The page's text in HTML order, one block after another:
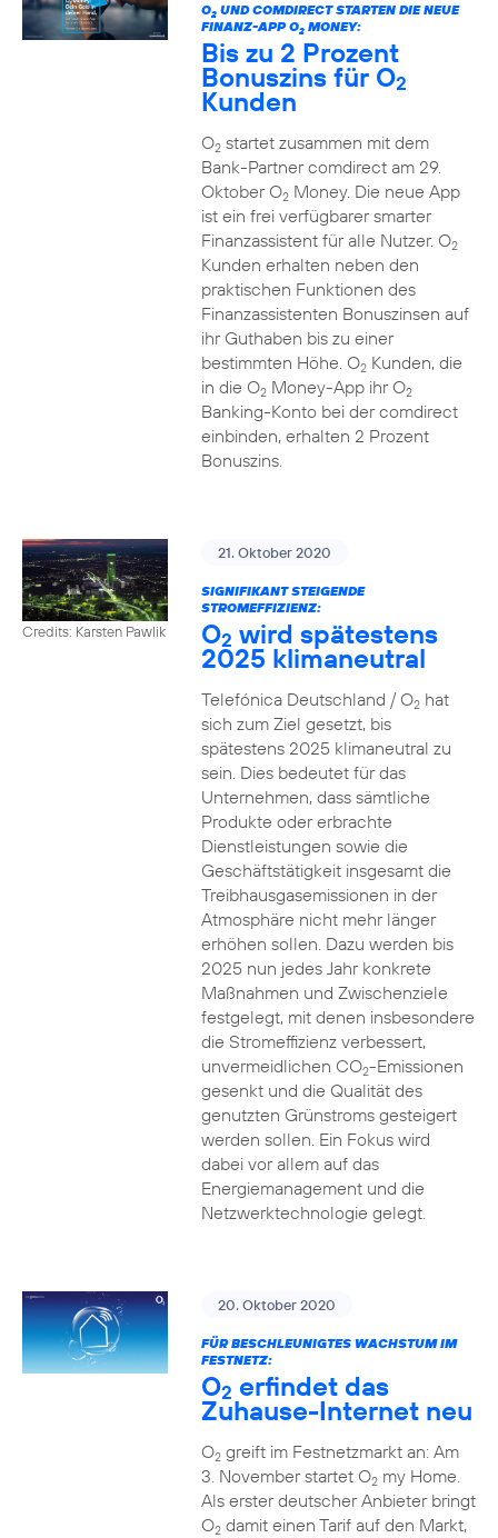
O2UND COMDIRECT STARTEN DIE NEUE
FINANZ-APP O2MONEY:
Bis zu 2 Prozent
Bonuszins für O2
Kunden
O2startet zusammen mit dem
Bank-Partner comdirect am 29.
Oktober O2Money. Die neue App
ist ein frei verfügbarer smarter
Finanzassistent für alle Nutzer. O2
Kunden erhalten neben den
praktischen Funktionen des
Finanzassistenten Bonuszinsen auf
ihr Guthaben bis zu einer
bestimmten Höhe. O2Kunden, die
in die O2Money-App ihr O2
Banking-Konto bei der comdirect
einbinden, erhalten 2 Prozent
Bonuszins.
Credits: Karsten Pawlik
21. Oktober 2020
SIGNIFIKANT STEIGENDE
STROMEFFIZIENZ:
O2 wird spätestens
2025 klimaneutral
Telefónica Deutschland / O2hat
sich zum Ziel gesetzt, bis
spätestens 2025 klimaneutral zu
sein. Dies bedeutet für das
Unternehmen, dass sämtliche
Produkte oder erbrachte
Dienstleistungen sowie die
Geschäftstätigkeit insgesamt die
Treibhausgasemissionen in der
Atmosphäre nicht mehr länger
erhöhen sollen. Dazu werden bis
2025 nun jedes Jahr konkrete
Maßnahmen und Zwischenziele
festgelegt, mit denen insbesondere
die Stromeffizienz verbessert,
unvermeidlichen CO2-Emissionen
gesenkt und die Qualität des
genutzten Grünstroms gesteigert
werden sollen. Ein Fokus wird
dabei vor allem auf das
Energiemanagement und die
Netzwerktechnologie gelegt.
20. Oktober 2020
FÜR BESCHLEUNIGTES WACHSTUM IM
FESTNETZ:
O2 erfindet das
Zuhause-Internet neu
O2greift im Festnetzmarkt an: Am
3. November startet O2my Home.
Als erster deutscher Anbieter bringt
O2damit einen Tarif auf den Markt,